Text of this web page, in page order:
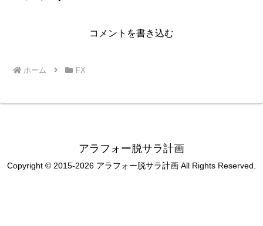
コメントを書き込む
ホーム FX
アラフォー脱サラ計画
Copyright © 2015-2026 アラフォー脱サラ計画 All Rights Reserved.